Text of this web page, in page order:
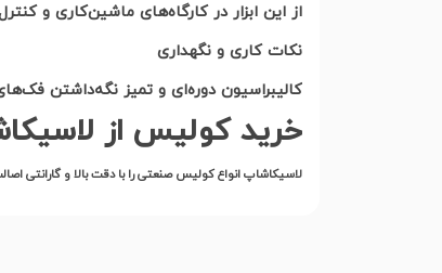
از این ابزار در کارگاه‌های ماشین‌کاری و
نکات کاری و نگهداری
کالیبراسیون دوره‌ای و تمیز نگه‌داشتن
خرید کولیس از
لاسیکاشاپ انواع کولیس صنعتی را با دقت بالا و گارانتی